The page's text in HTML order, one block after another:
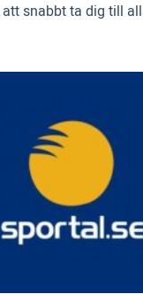
snabbt ta dig till